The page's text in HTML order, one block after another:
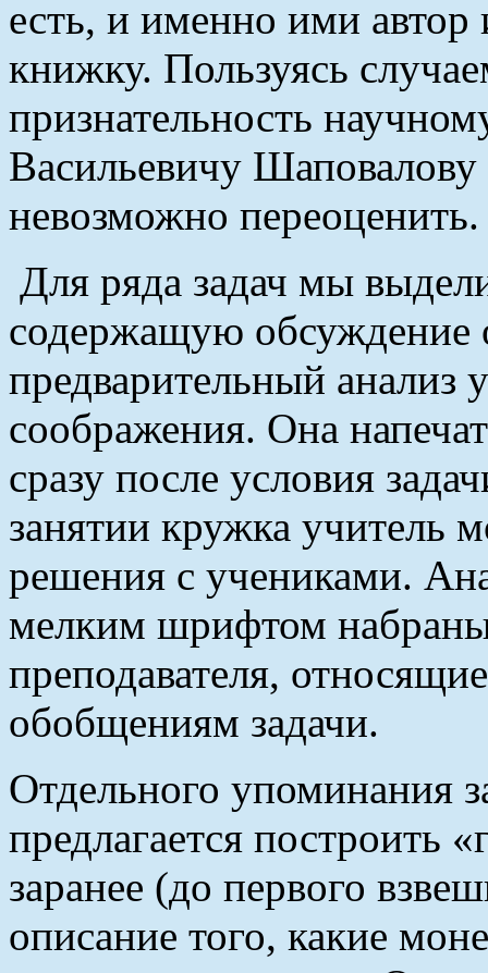
есть, и именно ими автор
книжку. Пользуясь
признательность
Васильевичу Шаповалову
невозможно переоценить.
Для ряда задач мы
содержащую обсуждение
предварительный анализ
соображения. Она
сразу после условия
занятии кружка учитель
решения с учениками.
мелким шрифтом
преподавателя,
обобщениям задачи.
Отдельного упоминания
предлагается построить
заранее (до первого
описание того, какие